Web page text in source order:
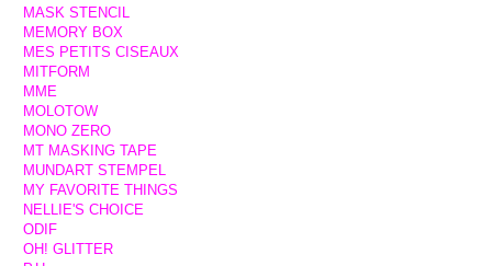
MASK STENCIL
MEMORY BOX
MES PETITS CISEAUX
MITFORM
MME
MOLOTOW
MONO ZERO
MT MASKING TAPE
MUNDART STEMPEL
MY FAVORITE THINGS
NELLIE'S CHOICE
ODIF
OH! GLITTER